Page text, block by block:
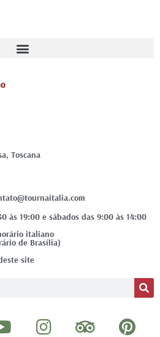
Toscana
às 19:00 e sábados das 9:00 às 14:00
italiano
de Brasília)
site
Y
I
T
P